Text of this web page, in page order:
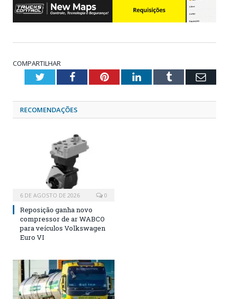
COMPARTILHAR
TwitterFacebookPinterestLinkedInTumblr
RECOMENDAÇÕES
6 DE AGOSTO DE 2026 0
Reposição ganha novo
compressor de ar WABCO
para veículos Volkswagen
Euro VI